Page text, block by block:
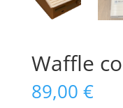
Waffle
89,00 €